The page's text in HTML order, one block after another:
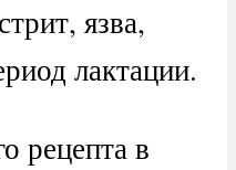
язва,
лактации.
рецепта в